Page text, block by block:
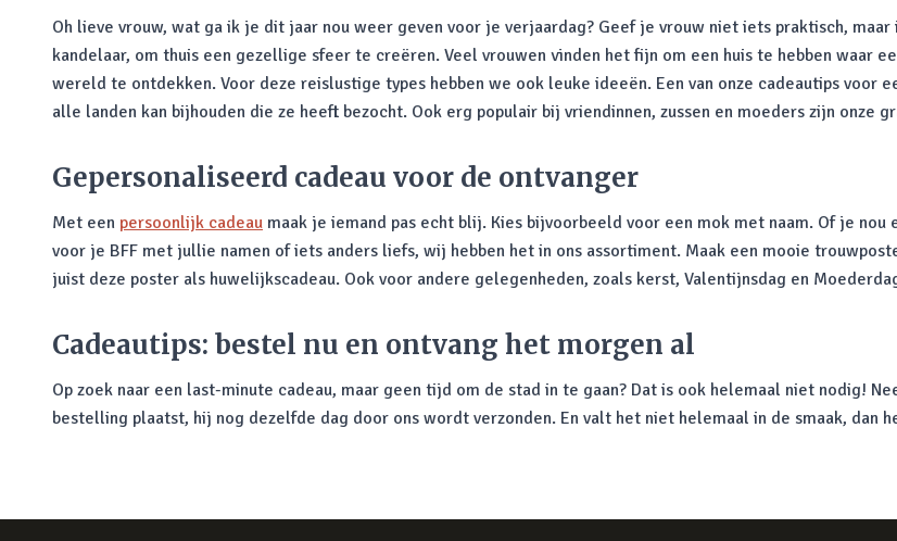
Oh lieve vrouw, wat ga ik je dit jaar nou weer geven voor je verjaardag? Geef je vrouw niet iets praktisch,
kandelaar, om thuis een gezellige sfeer te creëren. Veel vrouwen vinden het fijn om een huis te hebben waar
wereld te ontdekken. Voor deze reislustige types hebben we ook leuke ideeën. Een van onze cadeautips voor
alle landen kan bijhouden die ze heeft bezocht. Ook erg populair bij vriendinnen, zussen en moeders zijn onze
Gepersonaliseerd cadeau voor de ontvanger
Met een persoonlijk cadeau maak je iemand pas echt blij. Kies bijvoorbeeld voor een mok met naam. Of je
voor je BFF met jullie namen of iets anders liefs, wij hebben het in ons assortiment. Maak een mooie
juist deze poster als huwelijkscadeau. Ook voor andere gelegenheden, zoals kerst, Valentijnsdag en
Cadeautips: bestel nu en ontvang het morgen al
Op zoek naar een last-minute cadeau, maar geen tijd om de stad in te gaan? Dat is ook helemaal niet nodig!
bestelling plaatst, hij nog dezelfde dag door ons wordt verzonden. En valt het niet helemaal in de smaak,